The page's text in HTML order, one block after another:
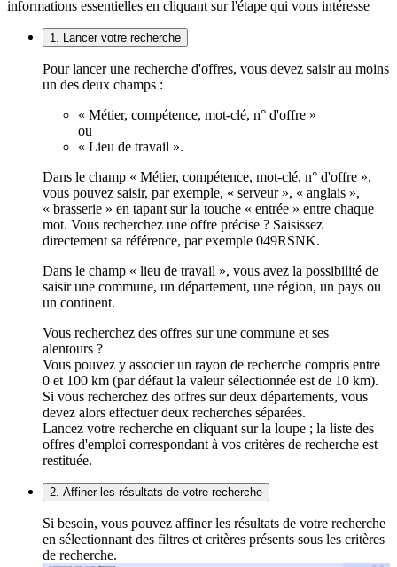
informations essentielles en cliquant sur l'étape qui vous intéresse
1. Lancer votre recherche
Pour lancer une recherche d'offres, vous devez saisir au moins
un des deux champs :
« Métier, compétence, mot-clé, n° d'offre »
ou
« Lieu de travail ».
Dans le champ « Métier, compétence, mot-clé, n° d'offre »,
vous pouvez saisir, par exemple, « serveur », « anglais »,
« brasserie » en tapant sur la touche « entrée » entre chaque
mot. Vous recherchez une offre précise ? Saisissez
directement sa référence, par exemple 049RSNK.
Dans le champ « lieu de travail », vous avez la possibilité de
saisir une commune, un département, une région, un pays ou
un continent.
Vous recherchez des offres sur une commune et ses
alentours ?
Vous pouvez y associer un rayon de recherche compris entre
0 et 100 km (par défaut la valeur sélectionnée est de 10 km).
Si vous recherchez des offres sur deux départements, vous
devez alors effectuer deux recherches séparées.
Lancez votre recherche en cliquant sur la loupe ; la liste des
offres d'emploi correspondant à vos critères de recherche est
restituée.
2. Affiner les résultats de votre recherche
Si besoin, vous pouvez affiner les résultats de votre recherche
en sélectionnant des filtres et critères présents sous les critères
de recherche.